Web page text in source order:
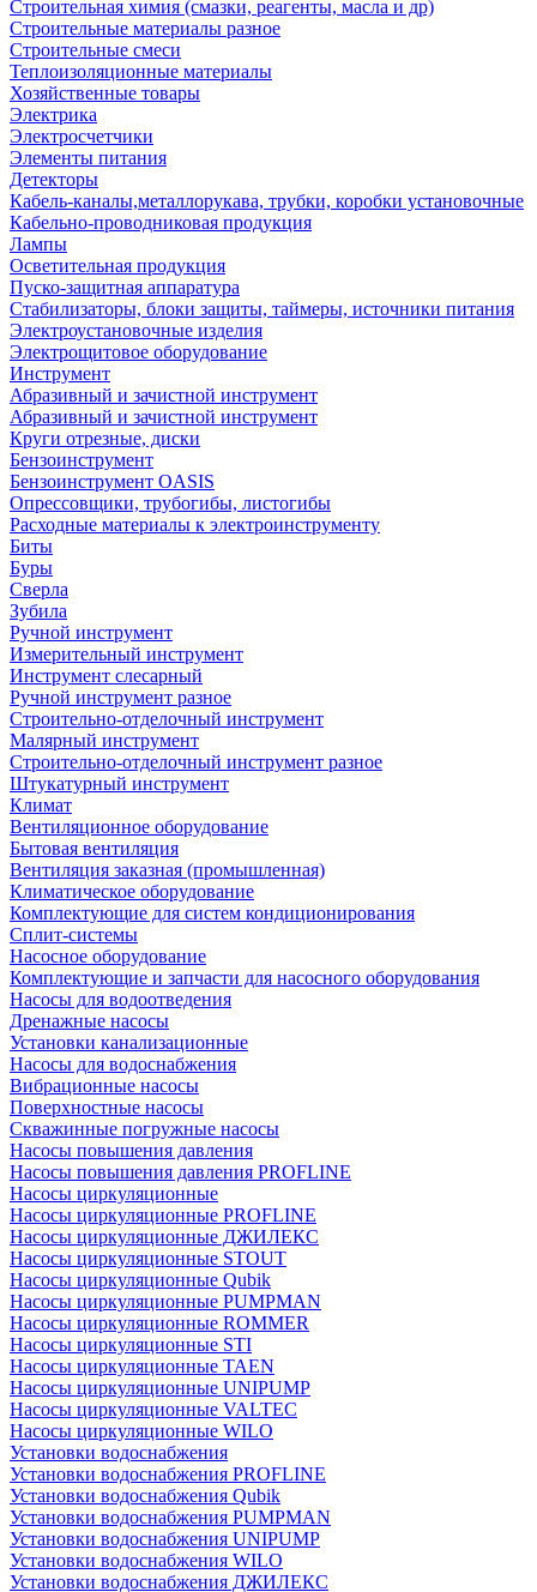
Строительная химия (смазки, реагенты, масла и др)
Строительные материалы разное
Строительные смеси
Теплоизоляционные материалы
Хозяйственные товары
Электрика
Электросчетчики
Элементы питания
Детекторы
Кабель-каналы,металлорукава, трубки, коробки установочные
Кабельно-проводниковая продукция
Лампы
Осветительная продукция
Пуско-защитная аппаратура
Стабилизаторы, блоки защиты, таймеры, источники питания
Электроустановочные изделия
Электрощитовое оборудование
Инструмент
Абразивный и зачистной инструмент
Абразивный и зачистной инструмент
Круги отрезные, диски
Бензоинструмент
Бензоинструмент OASIS
Опрессовщики, трубогибы, листогибы
Расходные материалы к электроинструменту
Биты
Буры
Сверла
Зубила
Ручной инструмент
Измерительный инструмент
Инструмент слесарный
Ручной инструмент разное
Строительно-отделочный инструмент
Малярный инструмент
Строительно-отделочный инструмент разное
Штукатурный инструмент
Климат
Вентиляционное оборудование
Бытовая вентиляция
Вентиляция заказная (промышленная)
Климатическое оборудование
Комплектующие для систем кондиционирования
Сплит-системы
Насосное оборудование
Комплектующие и запчасти для насосного оборудования
Насосы для водоотведения
Дренажные насосы
Установки канализационные
Насосы для водоснабжения
Вибрационные насосы
Поверхностные насосы
Скважинные погружные насосы
Насосы повышения давления
Насосы повышения давления PROFLINE
Насосы циркуляционные
Насосы циркуляционные PROFLINE
Насосы циркуляционные ДЖИЛЕКС
Насосы циркуляционные STOUT
Насосы циркуляционные Qubik
Насосы циркуляционные PUMPMAN
Насосы циркуляционные ROMMER
Насосы циркуляционные STI
Насосы циркуляционные TAEN
Насосы циркуляционные UNIPUMP
Насосы циркуляционные VALTEC
Насосы циркуляционные WILO
Установки водоснабжения
Установки водоснабжения PROFLINE
Установки водоснабжения Qubik
Установки водоснабжения PUMPMAN
Установки водоснабжения UNIPUMP
Установки водоснабжения WILO
Установки водоснабжения ДЖИЛЕКС